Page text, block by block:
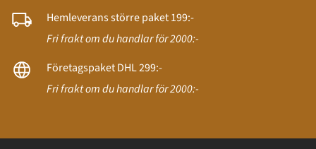
Hemleverans större paket 199:-
Fri frakt om du handlar för 2000:-
Företagspaket DHL 299:-
Fri frakt om du handlar för 2000:-